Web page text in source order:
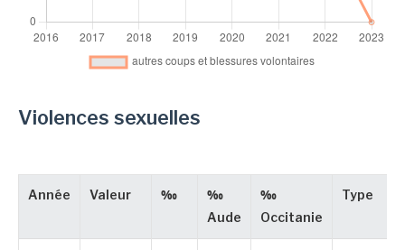
Violences sexuelles
Année Valeur ‰
‰
Aude
‰
Occitanie
Type